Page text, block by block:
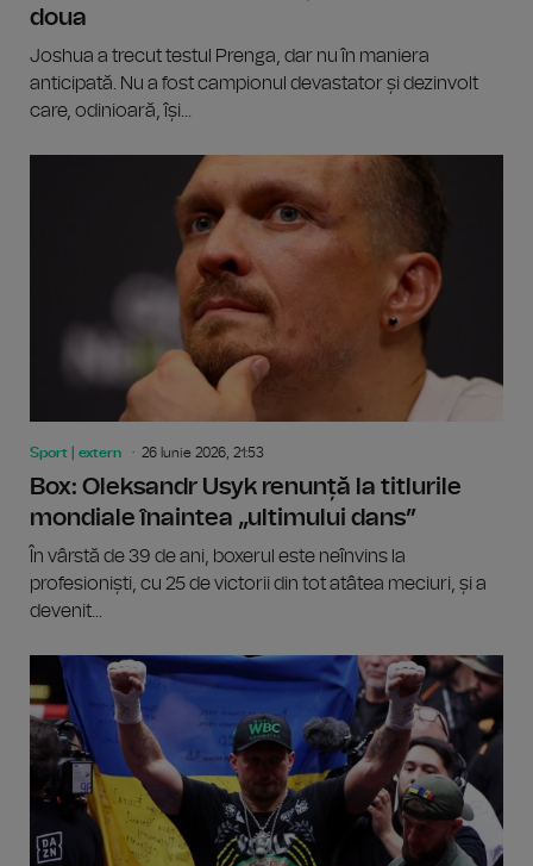
doua
Joshua a trecut testul Prenga, dar nu în maniera
anticipată. Nu a fost campionul devastator și dezinvolt
care, odinioară, își...
Sport | extern 26 Iunie 2026, 21:53
Box: Oleksandr Usyk renunță la titlurile
mondiale înaintea „ultimului dans”
În vârstă de 39 de ani, boxerul este neînvins la
profesioniști, cu 25 de victorii din tot atâtea meciuri, și a
devenit...